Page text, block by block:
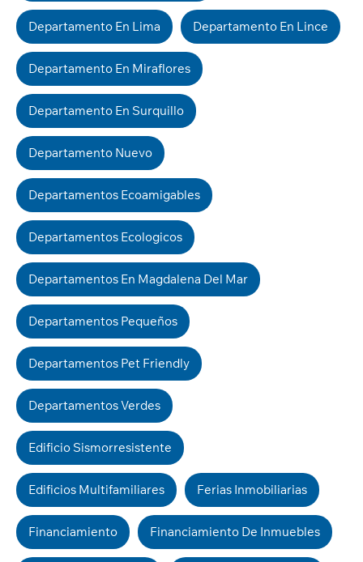
Departamento En Lima Departamento En Lince
Departamento En Miraflores
Departamento En Surquillo
Departamento Nuevo
Departamentos Ecoamigables
Departamentos Ecologicos
Departamentos En Magdalena Del Mar
Departamentos Pequeños
Departamentos Pet Friendly
Departamentos Verdes
Edificio Sismorresistente
Edificios Multifamiliares Ferias Inmobiliarias
Financiamiento Financiamiento De Inmuebles